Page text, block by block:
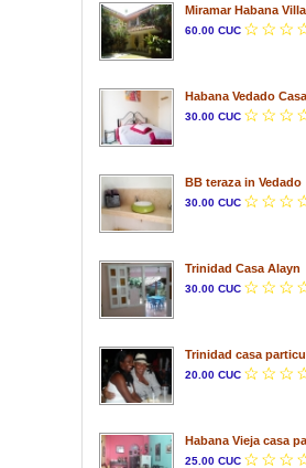
Miramar Habana
60.00 CUC
Habana Vedado
30.00 CUC
BB teraza in Vedado
30.00 CUC
Trinidad Casa Alayn
30.00 CUC
Trinidad casa
20.00 CUC
Habana Vieja casa
25.00 CUC